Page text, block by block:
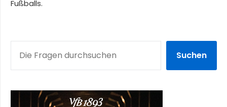
Fußballs.
Suchen